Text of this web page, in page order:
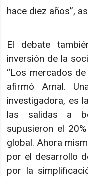
hace diez años”,
El debate
inversión de la
“Los mercados
afirmó Arnal.
investigadora, es
las salidas a
supusieron el
global. Ahora
por el desarrollo
por la